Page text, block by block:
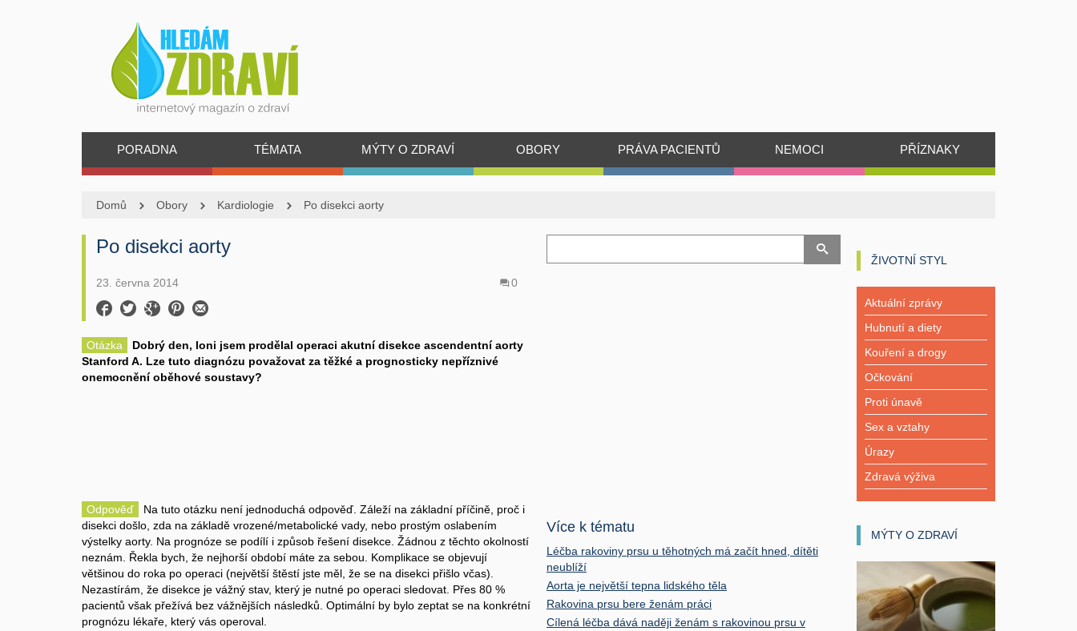
PORADNA TÉMATA MÝTY O ZDRAVÍ OBORY PRÁVA PACIENTŮ NEMOCI PŘÍZNAKY
Domů Obory Kardiologie Po disekci aorty
Po disekci aorty
23. června 2014 0
Otázka
Dobrý den, loni jsem prodělal operaci akutní disekce ascendentní aorty
Stanford A. Lze tuto diagnózu považovat za těžké a prognosticky nepříznivé
onemocnění oběhové soustavy?
Odpověď
Na tuto otázku není jednoduchá odpověď. Záleží na základní příčině, proč i
disekci došlo, zda na základě vrozené/metabolické vady, nebo prostým oslabením
výstelky aorty. Na prognóze se podílí i způsob řešení disekce. Žádnou z těchto okolností
neznám. Řekla bych, že nejhorší období máte za sebou. Komplikace se objevují
většinou do roka po operaci (největší štěstí jste měl, že se na disekci přišlo včas).
Nezastírám, že disekce je vážný stav, který je nutné po operaci sledovat. Přes 80 %
pacientů však přežívá bez vážnějších následků. Optimální by bylo zeptat se na konkrétní
prognózu lékaře, který vás operoval.
Více k tématu
Léčba rakoviny prsu u těhotných má začít hned, dítěti
neublíží
Aorta je největší tepna lidského těla
Rakovina prsu bere ženám práci
Cílená léčba dává naději ženám s rakovinou prsu v
ŽIVOTNÍ STYL
Aktuální zprávy
Hubnutí a diety
Kouření a drogy
Očkování
Proti únavě
Sex a vztahy
Úrazy
Zdravá výživa
MÝTY O ZDRAVÍ